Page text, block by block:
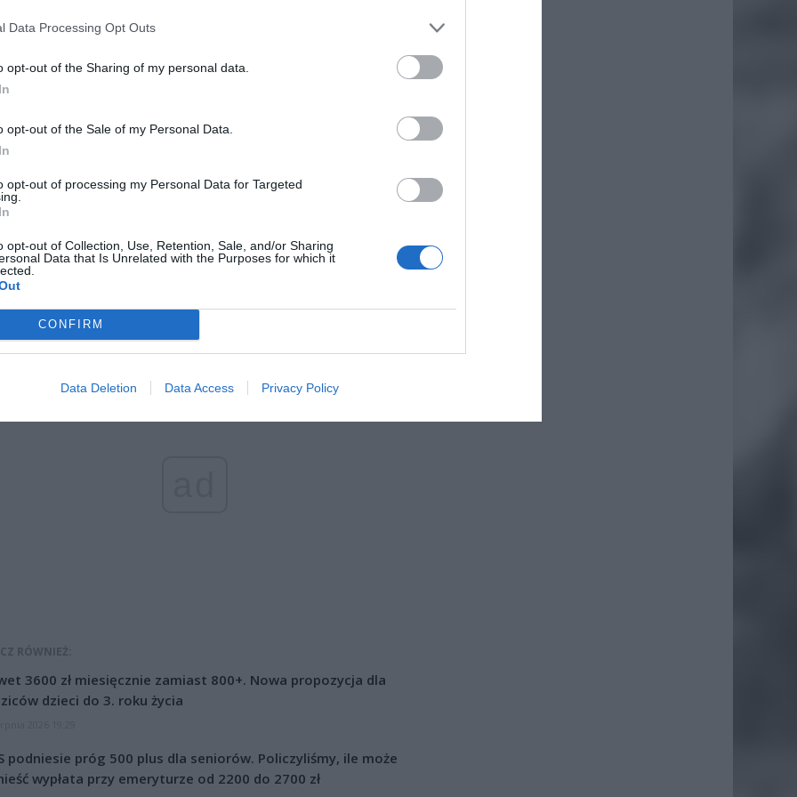
Data Processing Opt Outs
opt-out of the Sharing of my personal data.
opt-out of the Sale of my Personal Data.
opt-out of processing my Personal Data for Targeted
opt-out of Collection, Use, Retention, Sale, and/or Sharing
Data that Is Unrelated with the Purposes for which it
CONFIRM
Data Deletion Data Access Privacy Policy
Fot. Łukasz/ Warszawa w Pigułce
około 30 minut był wstrzymany.
pracowała policja oraz nadzór ruchu tramwajów warszawskich.
RÓWNIEŻ:
3600 zł miesięcznie zamiast 800+. Nowa propozycja dla
dzieci do 3. roku życia
podniesie próg 500 plus dla seniorów. Policzyliśmy, ile może
wypłata przy emeryturze od 2200 do 2700 zł